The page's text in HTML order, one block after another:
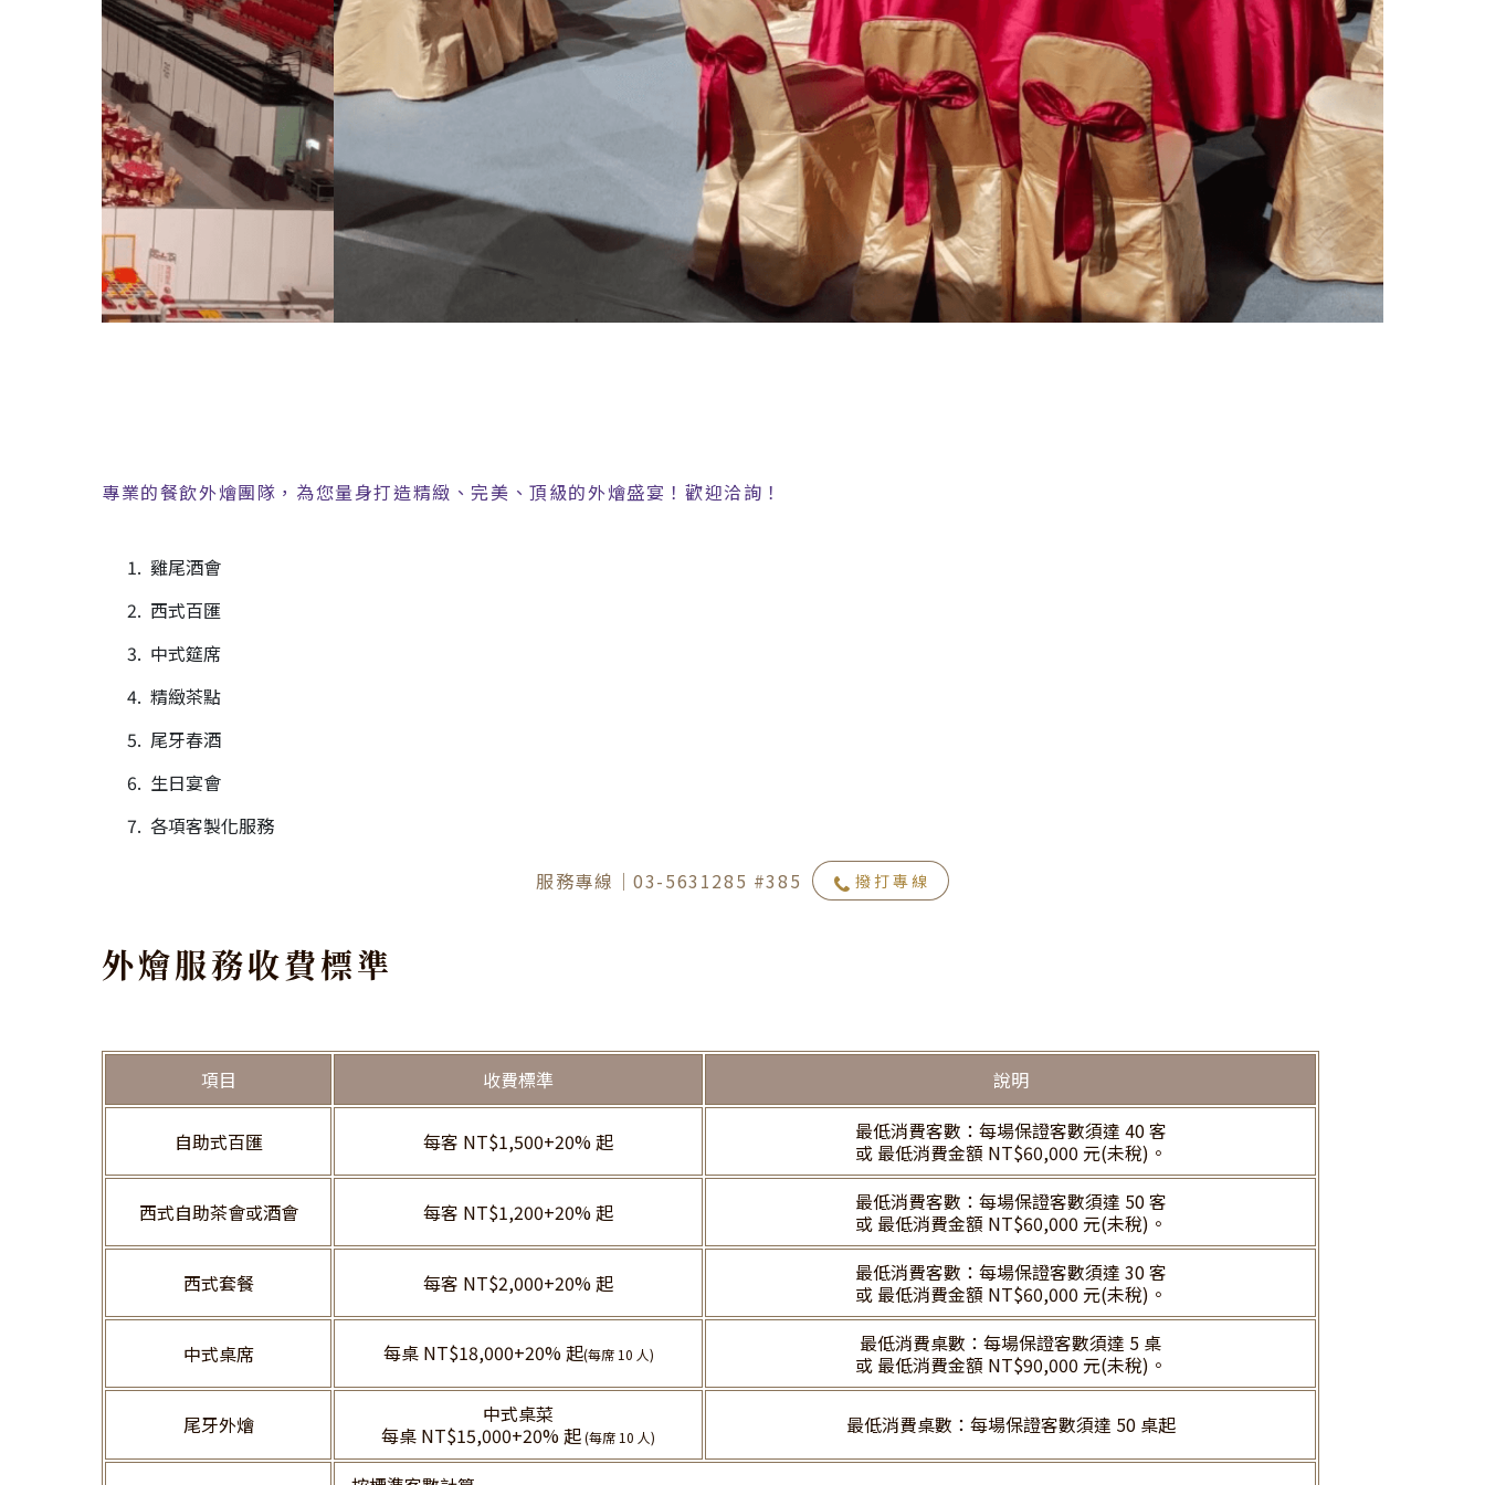
專業的餐飲外燴團隊，為您量身打造精緻、完美、頂級的外燴盛宴！歡迎洽詢！
雞尾酒會
西式百匯
中式筵席
精緻茶點
尾牙春酒
生日宴會
各項客製化服務
服務專線｜03-5631285 #385 撥打專線
外燴服務收費標準
項目 收費標準 說明
自助式百匯 每客 NT$1,500+20% 起
最低消費客數：每場保證客數須達 40 客
或 最低消費金額 NT$60,000 元(未稅)。
西式自助茶會或酒會 每客 NT$1,200+20% 起
最低消費客數：每場保證客數須達 50 客
或 最低消費金額 NT$60,000 元(未稅)。
西式套餐 每客 NT$2,000+20% 起
最低消費客數：每場保證客數須達 30 客
或 最低消費金額 NT$60,000 元(未稅)。
中式桌席 每桌 NT$18,000+20% 起(每席 10 人)
最低消費桌數：每場保證客數須達 5 桌
或 最低消費金額 NT$90,000 元(未稅)。
尾牙外燴
中式桌菜
每桌 NT$15,000+20% 起(每席 10 人) 最低消費桌數：每場保證客數須達 50 桌起